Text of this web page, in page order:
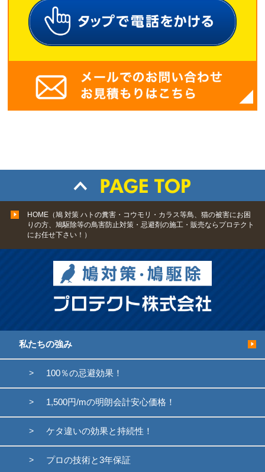
HOME（鳩 対策 ハトの糞害・コウモリ・カラス等鳥、猫の被害にお困
りの方、鳩駆除等の鳥害防止対策・忌避剤の施工・販売ならプロテクト
にお任せ下さい！）
私たちの強み
100％の忌避効果！
1,500円/mの明朗会計安心価格！
ケタ違いの効果と持続性！
プロの技術と3年保証